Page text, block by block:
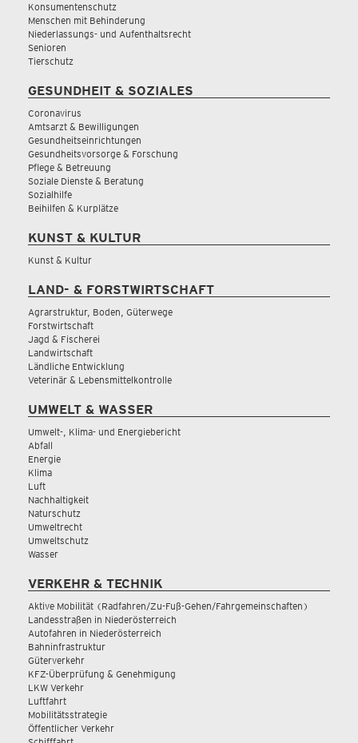
Konsumentenschutz
Menschen mit Behinderung
Niederlassungs- und Aufenthaltsrecht
Senioren
Tierschutz
GESUNDHEIT & SOZIALES
Coronavirus
Amtsarzt & Bewilligungen
Gesundheitseinrichtungen
Gesundheitsvorsorge & Forschung
Pflege & Betreuung
Soziale Dienste & Beratung
Sozialhilfe
Beihilfen & Kurplätze
KUNST & KULTUR
Kunst & Kultur
LAND- & FORSTWIRTSCHAFT
Agrarstruktur, Boden, Güterwege
Forstwirtschaft
Jagd & Fischerei
Landwirtschaft
Ländliche Entwicklung
Veterinär & Lebensmittelkontrolle
UMWELT & WASSER
Umwelt-, Klima- und Energiebericht
Abfall
Energie
Klima
Luft
Nachhaltigkeit
Naturschutz
Umweltrecht
Umweltschutz
Wasser
VERKEHR & TECHNIK
Aktive Mobilität (Radfahren/Zu-Fuß-Gehen/Fahrgemeinschaften)
Landesstraßen in Niederösterreich
Autofahren in Niederösterreich
Bahninfrastruktur
Güterverkehr
KFZ-Überprüfung & Genehmigung
LKW Verkehr
Luftfahrt
Mobilitätsstrategie
Öffentlicher Verkehr